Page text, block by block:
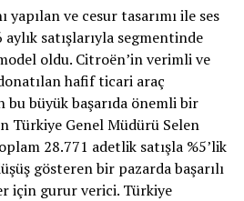
yapılan ve cesur tasarımı ile ses
satışlarıyla segmentinde
oldu. Citroën’in verimli ve
hafif ticari araç
bu büyük başarıda önemli bir
Türkiye Genel Müdürü Selen
28.771 adetlik satışla %5’lik
gösteren bir pazarda başarılı
için gurur verici. Türkiye